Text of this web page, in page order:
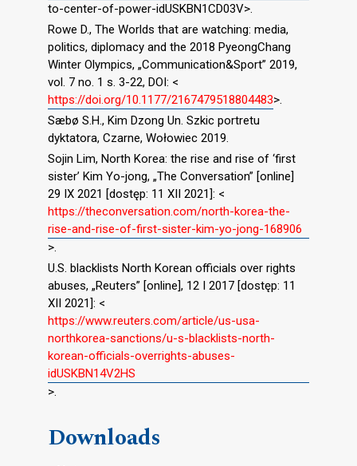
to-center-of-power-idUSKBN1CD03V>.
Rowe D., The Worlds that are watching: media,
politics, diplomacy and the 2018 PyeongChang
Winter Olympics, „Communication&Sport” 2019,
vol. 7 no. 1 s. 3-22, DOI: <
https://doi.org/10.1177/2167479518804483>.
Sæbø S.H., Kim Dzong Un. Szkic portretu
dyktatora, Czarne, Wołowiec 2019.
Sojin Lim, North Korea: the rise and rise of ‘first
sister’ Kim Yo-jong, „The Conversation” [online]
29 IX 2021 [dostęp: 11 XII 2021]: <
https://theconversation.com/north-korea-the-
rise-and-rise-of-first-sister-kim-yo-jong-168906
>.
U.S. blacklists North Korean officials over rights
abuses, „Reuters” [online], 12 I 2017 [dostęp: 11
XII 2021]: <
https://www.reuters.com/article/us-usa-
northkorea-sanctions/u-s-blacklists-north-
korean-officials-overrights-abuses-
idUSKBN14V2HS
>.
Downloads